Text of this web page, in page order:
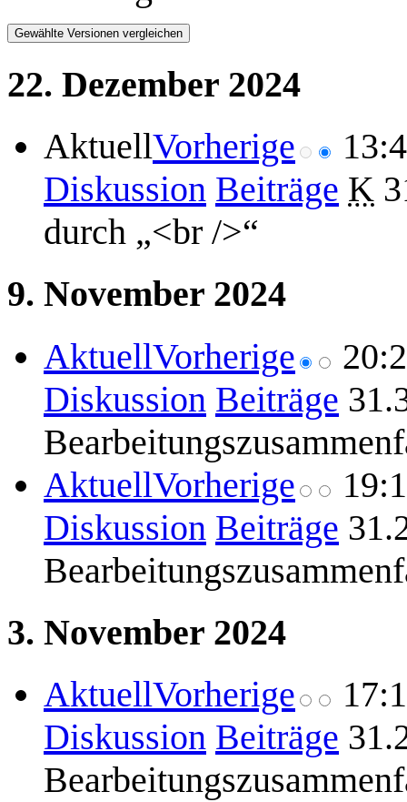
22. Dezember 2024
AktuellVorherige
Diskussion Beiträge K
durch „<br />“
9. November 2024
AktuellVorherige
Diskussion Beiträge
AktuellVorherige
Diskussion Beiträge
3. November 2024
AktuellVorherige
Diskussion Beiträge